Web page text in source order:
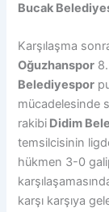
Bucak
Karşılaşma
Oğuzhanspor
Belediyespor
mücadelesinde
rakibi Didim
temsilcisinin
hükmen 3-0
karşı karşıya